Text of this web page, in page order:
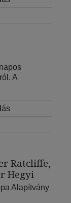
A
Ratcliffe,
Hegyi
Alapítvány